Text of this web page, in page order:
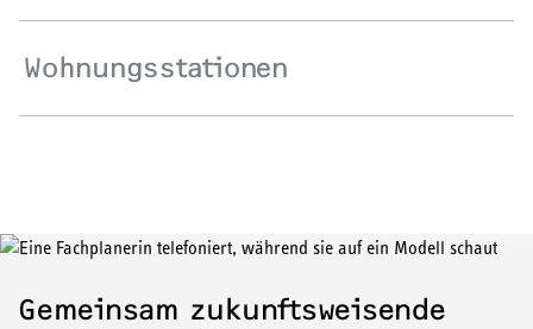
Wohnungsstationen
Gemeinsam zukunftsweisende